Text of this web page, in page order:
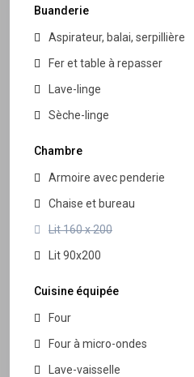
Buanderie
Aspirateur, balai, serpillière
Fer et table à repasser
Lave-linge
Sèche-linge
Chambre
Armoire avec penderie
Chaise et bureau
Lit 160 x 200
Lit 90x200
Cuisine équipée
Four
Four à micro-ondes
Lave-vaisselle